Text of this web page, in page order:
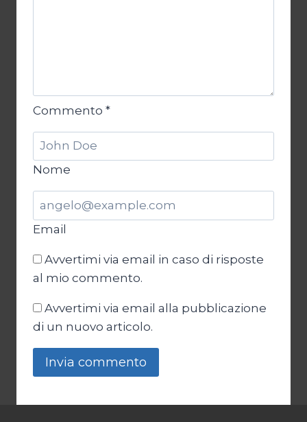
Commento *
Nome
Email
Avvertimi via email in caso di risposte
al mio commento.
Avvertimi via email alla pubblicazione
di un nuovo articolo.